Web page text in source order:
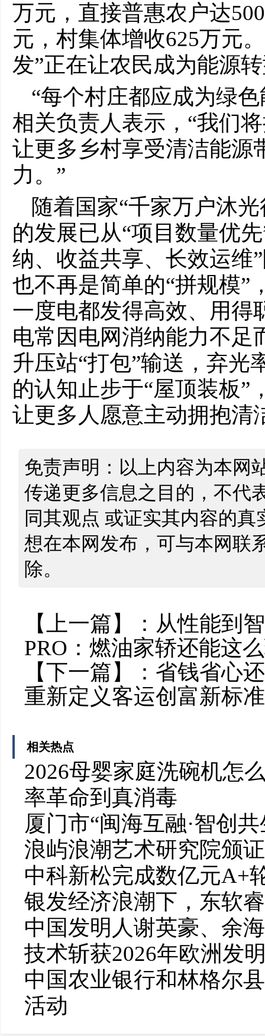
万元，直接普惠农户达
元，村集体增收625万元
发”正在让农民成为能源
“每个村庄都应成为绿
相关负责人表示，“我们
让更多乡村享受清洁能源
力。”
随着国家“千家万户沐
的发展已从“项目数量优
纳、收益共享、长效运维
也不再是简单的“拼规模”
一度电都发得高效、用得
电常因电网消纳能力不足
升压站“打包”输送，弃光
的认知止步于“屋顶装板”
让更多人愿意主动拥抱清
免责声明：以上内容为本网
传递更多信息之目的，不代
同其观点 或证实其内容的
想在本网发布，可与本网联
除。
【上一篇】： 从性能到
PRO：燃油家轿还能这
【下一篇】： 省钱省心
重新定义客运创富新标准
相关热点
2026母婴家庭洗碗机怎
率革命到真消毒
厦门市“闽海互融·智创
浪屿浪潮艺术研究院颁
中科新松完成数亿元A+
银发经济浪潮下，东软
中国发明人谢英豪、余
技术斩获2026年欧洲发
中国农业银行和林格尔
活动